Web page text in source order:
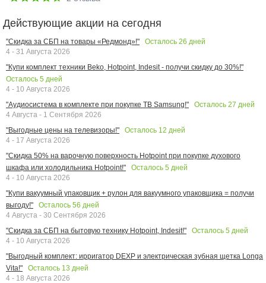
Действующие акции на сегодня
"Скидка за СБП на товары «Редмонд»!" Осталось 26 дней
4 - 31 Августа 2026
"Купи комплект техники Beko, Hotpoint, Indesit - получи скидку до 30%!"
Осталось 5 дней
4 - 10 Августа 2026
"Аудиосистема в комплекте при покупке ТВ Samsung!"
Осталось 27 дней
4 Августа - 1 Сентября 2026
"Выгодные цены на телевизоры!"
Осталось 12 дней
4 - 17 Августа 2026
"Скидка 50% на варочную поверхность Hotpoint при покупке духового
шкафа или холодильника Hotpoint!"
Осталось 5 дней
4 - 10 Августа 2026
"Купи вакуумный упаковщик + рулон для вакуумного упаковщика = получи
выгоду!"
Осталось 56 дней
4 Августа - 30 Сентября 2026
"Скидка за СБП на бытовую технику Hotpoint, Indesit!"
Осталось 5 дней
4 - 10 Августа 2026
"Выгодный комплект: ирригатор DEXP и электрическая зубная щетка Longa
Vita!"
Осталось 13 дней
4 - 18 Августа 2026